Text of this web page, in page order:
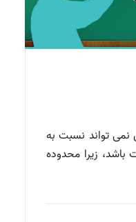
تواند نسبت به
باشد، زیرا محدوده